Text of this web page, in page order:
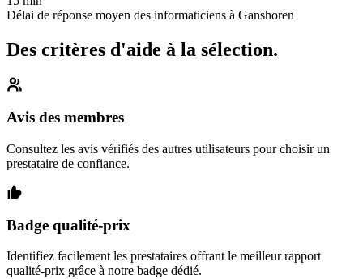
Délai de réponse moyen des informaticiens à Ganshoren
Des critères d'aide à la sélection.
Avis des membres
Consultez les avis vérifiés des autres utilisateurs pour choisir un
prestataire de confiance.
Badge qualité-prix
Identifiez facilement les prestataires offrant le meilleur rapport
qualité-prix grâce à notre badge dédié.